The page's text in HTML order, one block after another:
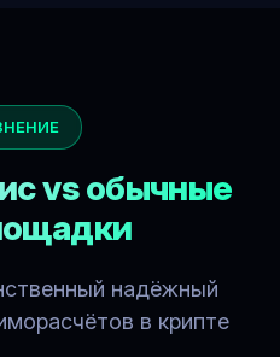
vs обычные
надёжный
в крипте